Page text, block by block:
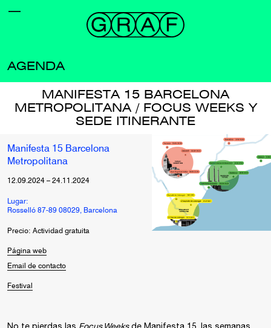
AGENDA
MANIFESTA 15 BARCELONA
METROPOLITANA / FOCUS WEEKS Y
SEDE ITINERANTE
Manifesta 15 Barcelona
Metropolitana
12.09.2024 – 24.11.2024
Lugar:
Rosselló 87-89 08029, Barcelona
Precio: Actividad gratuita
Página web
Email de contacto
Festival